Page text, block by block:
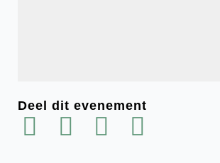
Deel dit evenement